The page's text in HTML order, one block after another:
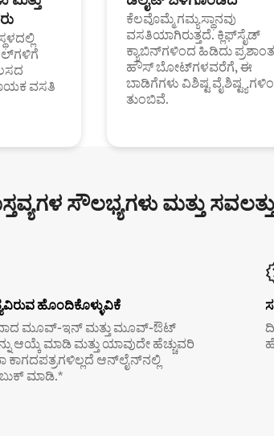
ವಸತಿ
ಕೆಲವೊಮ್ಮೆ ಗಮ್ಯಸ್ಥಾನವು
ವಸತಿಯಾಗಿರುತ್ತದೆ. ಕ್ಲಿಫ್‌ಸೈಡ್
ಕ್ಯಾಬಿನ್‌ಗಳಿಂದ ಹಿಡಿದು
ಹೌಸ್ ಬೋಟ್‌ಗಳವರೆಗೆ, ಈ
ಬಾಡಿಗೆಗಳು ವಿಶಿಷ್ಟ
ತುಂಬಿವೆ.
ಸೌಲಭ್ಯಗಳು ಮತ್ತು
ಹೊಂದಿಕೊಳ್ಳುವಿಕೆ
ಮೂವ್-ಇನ್ ಮತ್ತು ಮೂವ್-ಔಟ್
ಆಯ್ಕೆ ಮಾಡಿ ಮತ್ತು ಯಾವುದೇ ಹೆಚ್ಚುವರಿ
ಕಾಗದಪತ್ರಗಳಿಲ್ಲದೆ ಆನ್‌ಲೈನ್‌ನಲ್ಲಿ
ಮಾಡಿ.*